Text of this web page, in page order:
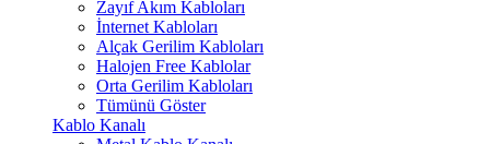
Zayıf Akım Kabloları
İnternet Kabloları
Alçak Gerilim Kabloları
Halojen Free Kablolar
Orta Gerilim Kabloları
Tümünü Göster
Kablo Kanalı